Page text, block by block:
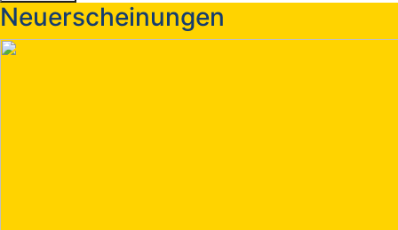
Neuerscheinungen